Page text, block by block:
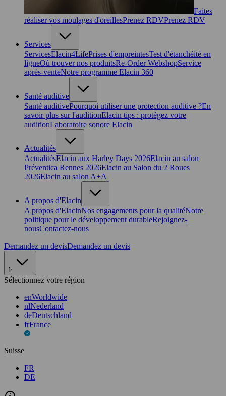
Faites
réaliser vos moulages d'oreillesPrenez RDVPrenez RDV
Services
ServicesElacin4LifePrises d'empreintesTest d'étanchéité en
ligneOù trouver nos produitsRe-Order WebshopService
après-venteNotre programme Elacin 360
Santé auditive
Santé auditivePourquoi utiliser une protection auditive ?En
savoir plus sur l'auditionElacin tips : protégez votre
auditionLaboratoire sonore Elacin
Actualités
ActualitésElacin aux Harley Days 2026Elacin au salon
Préventica Rennes 2026Elacin au Salon du 2 Roues
2026Elacin au salon A+A
A propos d'Elacin
A propos d'ElacinNos engagements pour la qualitéNotre
politique pour le développement durableRejoignez-
nousContactez-nous
Demandez un devisDemandez un devis
fr
Sélectionnez votre région
enWorldwide
nlNederland
deDeutschland
frFrance
Suisse
FR
DE